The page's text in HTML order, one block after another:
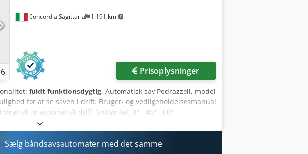
6
Concordia Sagittaria 1.191 km
Prisoplysninger
fuldt funktionsdygtig, Automatisk sav Pedrazzoli, model
for at se saven i drift. Bruger- og vedligeholdelsesmanual
og automatisk drift. Snitvinkel: 0° - 45° - 60°
280 mm Rundt snit ved 45° (venstre): 200 mm Rundt snit ved
140 mm Vægt: 1050 kg Codezmxzwepfx Aqxerf
Sælg båndsavsautomater med det samme